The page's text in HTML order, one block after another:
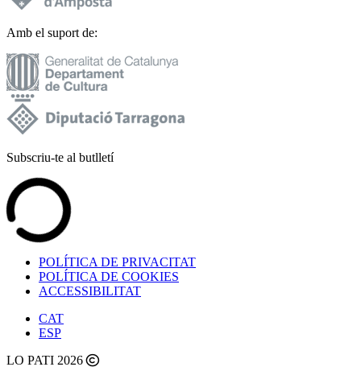
Amb el suport de:
Subscriu-te al butlletí
POLÍTICA DE PRIVACITAT
POLÍTICA DE COOKIES
ACCESSIBILITAT
CAT
ESP
LO PATI 2026